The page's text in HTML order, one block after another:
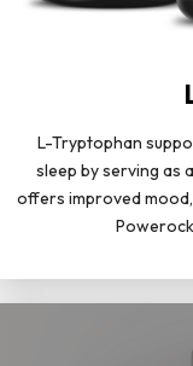
L-Tryptophan
sleep by serving as
offers improved